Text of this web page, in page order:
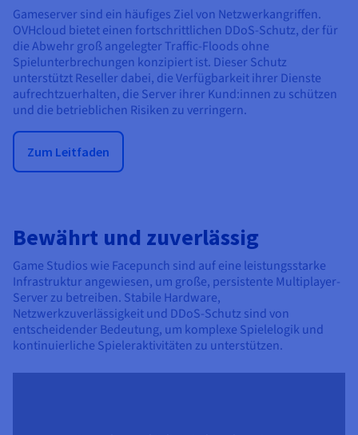
Gameserver sind ein häufiges Ziel von Netzwerkangriffen.
OVHcloud bietet einen fortschrittlichen DDoS-Schutz, der für
die Abwehr groß angelegter Traffic-Floods ohne
Spielunterbrechungen konzipiert ist. Dieser Schutz
unterstützt Reseller dabei, die Verfügbarkeit ihrer Dienste
aufrechtzuerhalten, die Server ihrer Kund:innen zu schützen
und die betrieblichen Risiken zu verringern.
Zum Leitfaden
Bewährt und zuverlässig
Game Studios wie Facepunch sind auf eine leistungsstarke
Infrastruktur angewiesen, um große, persistente Multiplayer-
Server zu betreiben. Stabile Hardware,
Netzwerkzuverlässigkeit und DDoS-Schutz sind von
entscheidender Bedeutung, um komplexe Spielelogik und
kontinuierliche Spieleraktivitäten zu unterstützen.